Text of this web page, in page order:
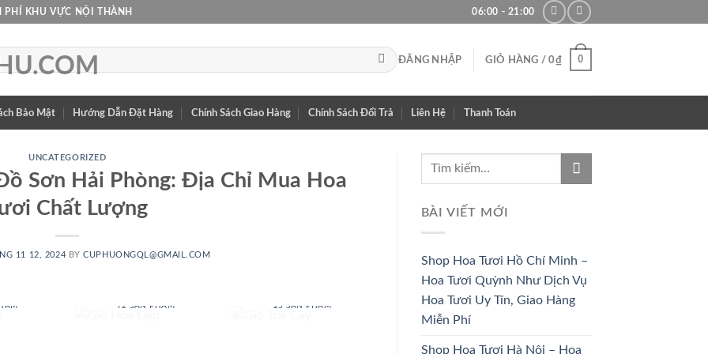
KHU VỰC NỘI THÀNH 06:00 - 21:00
ĐĂNG NHẬP GIỎ HÀNG /0₫ 0
Bảo Mật Hướng Dẫn Đặt Hàng Chính Sách Giao Hàng Chính Sách Đổi Trả Liên Hệ Thanh Toán
UNCATEGORIZED
Sơn Hải Phòng: Địa Chỉ Mua Hoa
Chất Lượng
11 12, 2024 BYCUPHUONGQL@GMAIL.COM
72 SẢN PHẨM 25 SẢN PHẨM
BÀI VIẾT MỚI
Shop Hoa Tươi Hồ Chí Minh –
Hoa Tươi Quỳnh Như Dịch Vụ
Hoa Tươi Uy Tín, Giao Hàng
Miễn Phí
Shop Hoa Tươi Hà Nội – Hoa